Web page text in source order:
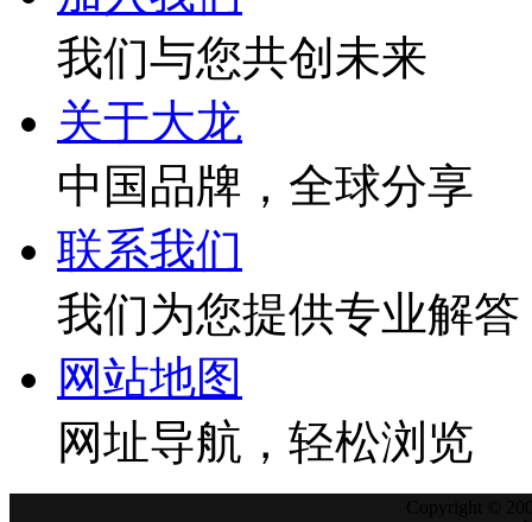
我们与您共创未来
关于大龙
中国品牌，全球分享
联系我们
我们为您提供专业解答
网站地图
网址导航，轻松浏览